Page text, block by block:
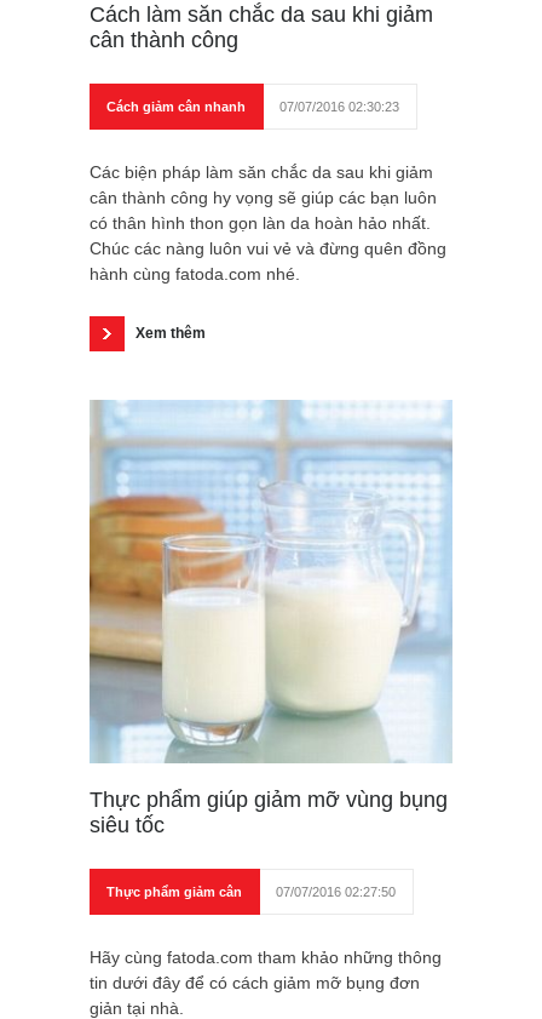
Cách làm săn chắc da sau khi giảm
cân thành công
Cách giảm cân nhanh 07/07/2016 02:30:23
Các biện pháp làm săn chắc da sau khi giảm
cân thành công hy vọng sẽ giúp các bạn luôn
có thân hình thon gọn làn da hoàn hảo nhất.
Chúc các nàng luôn vui vẻ và đừng quên đồng
hành cùng fatoda.com nhé.
Xem thêm
Thực phẩm giúp giảm mỡ vùng bụng
siêu tốc
Thực phẩm giảm cân 07/07/2016 02:27:50
Hãy cùng fatoda.com tham khảo những thông
tin dưới đây để có cách giảm mỡ bụng đơn
giản tại nhà.